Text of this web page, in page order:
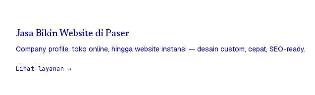
Jasa Bikin Website di Paser
Company profile, toko online, hingga website instansi — desain custom, cepat, SEO-ready.
Lihat layanan →